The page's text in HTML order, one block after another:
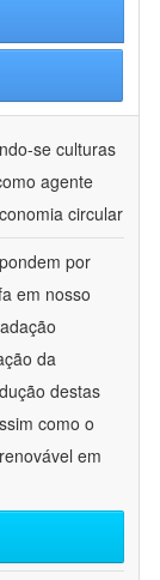
se culturas
agente
circular
por
em nosso
da
destas
como o
em